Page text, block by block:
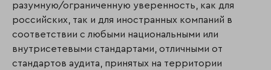
разумную/ограниченную уверенность, как для
российских, так и для иностранных компаний в
соответствии с любыми националь­ными или
внутрисетевыми стандартами, отличными от
стандартов аудита, принятых на территории